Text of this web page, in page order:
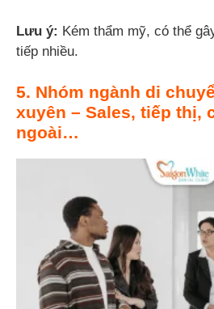
Lưu ý: Kém thẩm mỹ, có thể
tiếp nhiều.
5. Nhóm ngành di
xuyên – Sales, tiếp thị,
ngoài…